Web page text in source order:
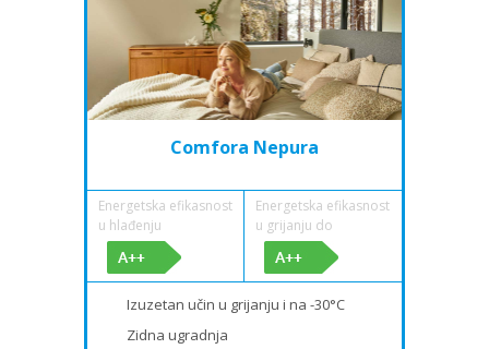
Comfora Nepura
Energetska efikasnost
u hlađenju
Energetska efikasnost
u grijanju do
Izuzetan učin u grijanju i na -30°C
Zidna ugradnja